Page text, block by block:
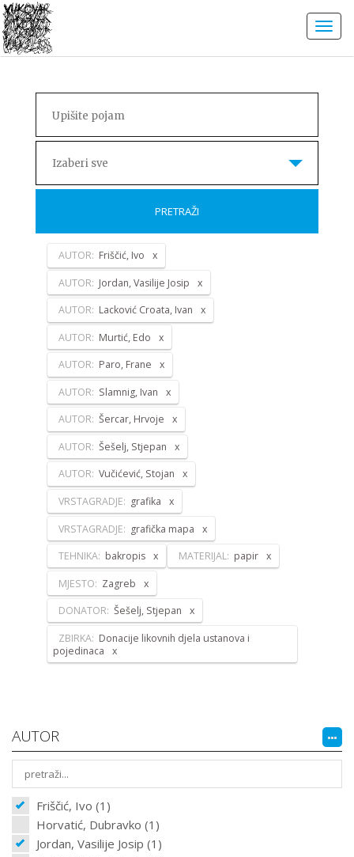
Izaberi sve
PRETRAŽI
AUTOR: Friščić, Ivo
AUTOR: Jordan, Vasilije Josip
AUTOR: Lacković Croata, Ivan
AUTOR: Murtić, Edo
AUTOR: Paro, Frane
AUTOR: Slamnig, Ivan
AUTOR: Šercar, Hrvoje
AUTOR: Šešelj, Stjepan
AUTOR: Vučićević, Stojan
VRSTAGRADJE: grafika
VRSTAGRADJE: grafička mapa
TEHNIKA: bakropis MATERIJAL: papir
MJESTO: Zagreb
DONATOR: Šešelj, Stjepan
ZBIRKA: Donacije likovnih djela ustanova i
pojedinaca
AUTOR
Friščić, Ivo (1)
Horvatić, Dubravko (1)
Jordan, Vasilije Josip (1)